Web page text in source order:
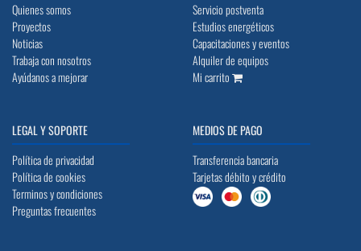
Quienes somos
Proyectos
Noticias
Trabaja con nosotros
Ayúdanos a mejorar
Servicio postventa
Estudios energéticos
Capacitaciones y eventos
Alquiler de equipos
Mi carrito
LEGAL Y SOPORTE
Política de privacidad
Política de cookies
Terminos y condiciones
Preguntas frecuentes
MEDIOS DE PAGO
Transferencia bancaria
Tarjetas débito y crédito